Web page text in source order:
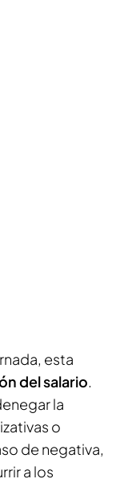
esta
del salario.
la
o
de negativa,
a los